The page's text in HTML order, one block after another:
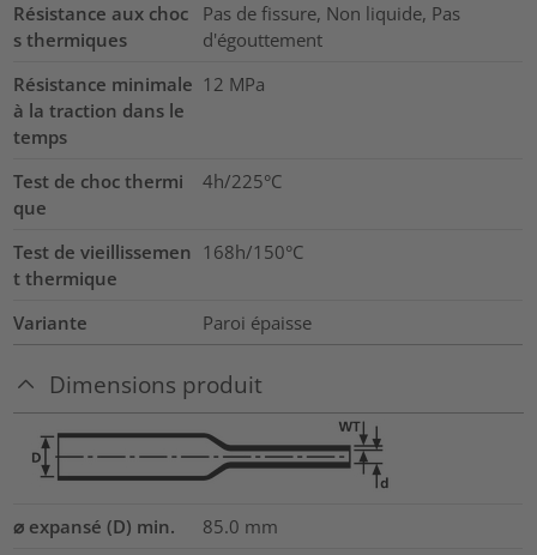
Résistance aux choc
s thermiques
Pas de fissure, Non liquide, Pas
d'égouttement
Résistance minimale
à la traction dans le
temps
12 MPa
Test de choc thermi
que
4h/225°C
Test de vieillissemen
t thermique
168h/150°C
Variante Paroi épaisse
Dimensions produit
⌀ expansé (D) min. 85.0 mm